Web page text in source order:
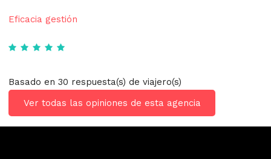
Eficacia gestión
Basado en 30 respuesta(s) de viajero(s)
Ver todas las opiniones de esta agencia